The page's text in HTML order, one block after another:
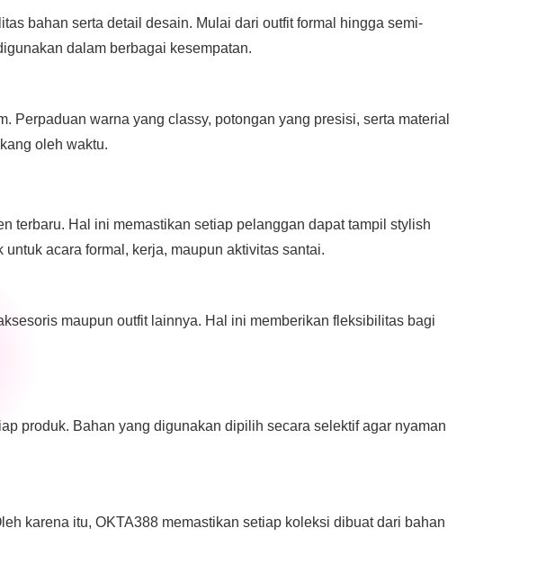
bahan serta detail desain. Mulai dari outfit formal hingga semi-
dalam berbagai kesempatan.
warna yang classy, potongan yang presisi, serta material
oleh waktu.
terbaru. Hal ini memastikan setiap pelanggan dapat tampil stylish
acara formal, kerja, maupun aktivitas santai.
maupun outfit lainnya. Hal ini memberikan fleksibilitas bagi
produk. Bahan yang digunakan dipilih secara selektif agar nyaman
karena itu, OKTA388 memastikan setiap koleksi dibuat dari bahan